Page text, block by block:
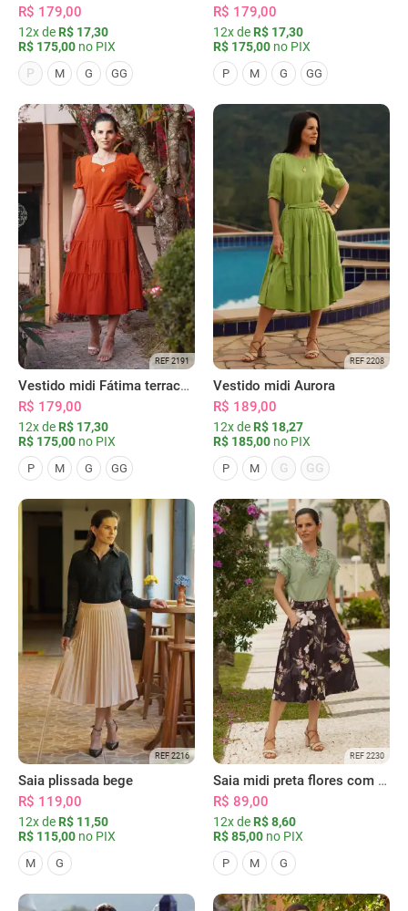
R$ 179,00
12x de R$ 17,30
R$ 175,00 no PIX
P
M G GG
R$ 179,00
12x de R$ 17,30
R$ 175,00 no PIX
P M G GG
REF 2191
Vestido midi Fátima terracota
R$ 179,00
12x de R$ 17,30
R$ 175,00 no PIX
P M G GG
REF 2208
Vestido midi Aurora
R$ 189,00
12x de R$ 18,27
R$ 185,00 no PIX
P M G GG
REF 2216
Saia plissada bege
R$ 119,00
12x de R$ 11,50
R$ 115,00 no PIX
M G
REF 2230
Saia midi preta flores com bolsos
R$ 89,00
12x de R$ 8,60
R$ 85,00 no PIX
P M G